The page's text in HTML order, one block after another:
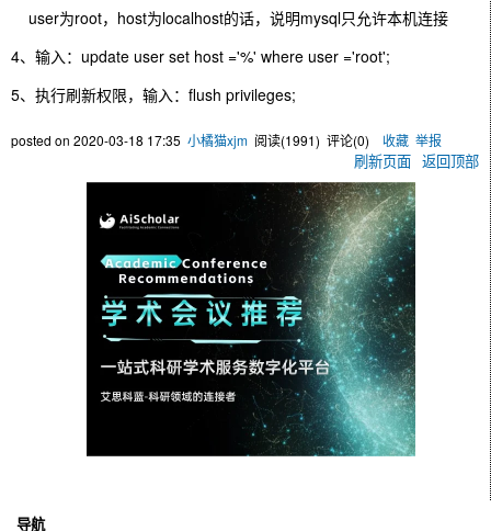
user为root，host为localhost的话，说明mysql只允许本机连接
4、输入：update user set host ='%' where user ='root';
5、执行刷新权限，输入：flush privileges;
posted on 2020-03-18 17:35 小橘猫xjm 阅读(1991) 评论(0) 收藏 举报
刷新页面 返回顶部
导航